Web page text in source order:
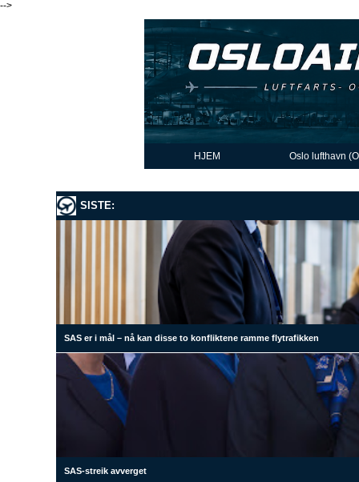
-->
HJEM Oslo lufthavn
SISTE:
SAS er i mål – nå kan disse to konfliktene ramme flytrafikken
SAS-streik avverget